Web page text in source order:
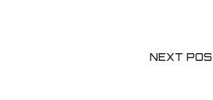
NEXT